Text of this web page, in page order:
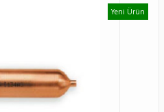
Yeni Ürün